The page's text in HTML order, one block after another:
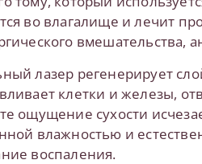
во влагалище и лечит
вмешательства,
лазер регенерирует
клетки и железы,
ощущение сухости
влажностью и
воспаления.